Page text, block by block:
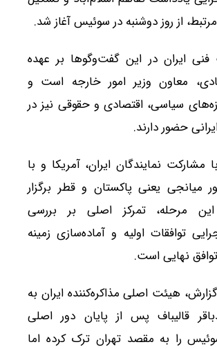
از روز دوشنبه در سوئیس آغاز شد.
ایران در این گفت‌وگوها بر عهده
معاون وزیر امور خارجه است و
سیاسی، اقتصادی و حقوقی نیز در
حضور دارند.
مشارکت نمایندگان ایران، آمریکا و با
میانجی یعنی پاکستان و قطر برگزار
مرحله، تمرکز اصلی بر بررسی
توافقات اولیه و آماده‌سازی زمینه
نهایی است.
هیئت اصلی مذاکره‌کننده ایران به
قالیباف پس از پایان دور اصلی
را به مقصد تهران ترک کرده اما